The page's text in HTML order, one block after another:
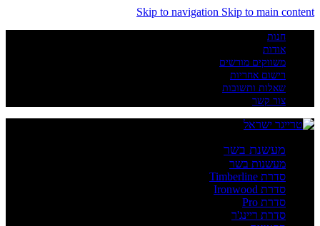
Skip to navigation Skip to main content
חנות
אודות
משווקים מורשים
רישום אחריות
שאלות ותשובות
צור קשר
מעשנת בשר
מעשנות בשר
סדרת Timberline
סדרת Ironwood
סדרת Pro
סדרת ריינג'ר